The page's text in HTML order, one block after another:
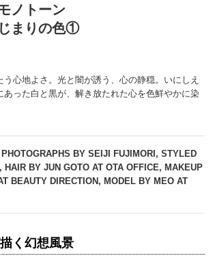
ノトーン
まりの色①
心地よさ。光と闇が誘う、心の静穏。いにしえ
あった白と黒が、解き放たれた心を色鮮やかに染
BY SEIJI FUJIMORI, STYLED
BY JUN GOTO AT OTA OFFICE, MAKEUP
BEAUTY DIRECTION, MODEL BY MEO AT
く幻想風景